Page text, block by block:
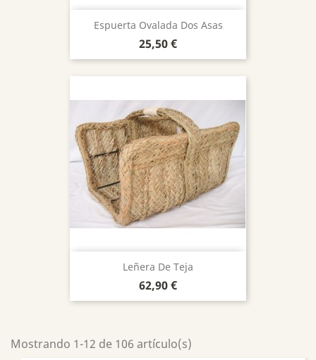
Espuerta Ovalada Dos Asas
Precio
25,50 €
Leñera De Teja
Precio
62,90 €
Mostrando 1-12 de 106 artículo(s)